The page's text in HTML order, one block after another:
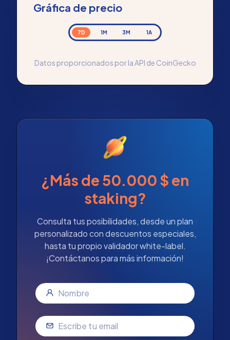
Gráfica de precio
7D 1M 3M 1A
Datos proporcionados por la API de CoinGecko
¿Más de 50.000 $ en
staking?
Consulta tus posibilidades, desde un plan
personalizado con descuentos especiales,
hasta tu propio validador white-label.
¡Contáctanos para más información!